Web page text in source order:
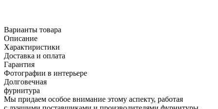
Варианты товара
Описание
Характиристики
Доставка и оплата
Гарантия
Фотографии в интерьере
Долговечная
фурнитура
Мы придаем особое внимание этому аспекту, работая